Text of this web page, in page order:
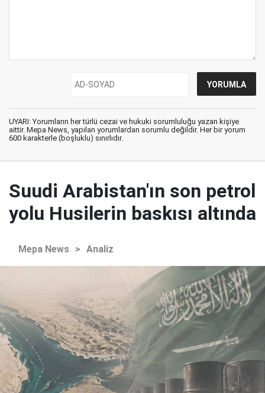
UYARI: Yorumların her türlü cezai ve hukuki sorumluluğu yazan kişiye
aittir. Mepa News, yapılan yorumlardan sorumlu değildir. Her bir yorum
600 karakterle (boşluklu) sınırlıdır.
Suudi Arabistan'ın son petrol
yolu Husilerin baskısı altında
Mepa News > Analiz